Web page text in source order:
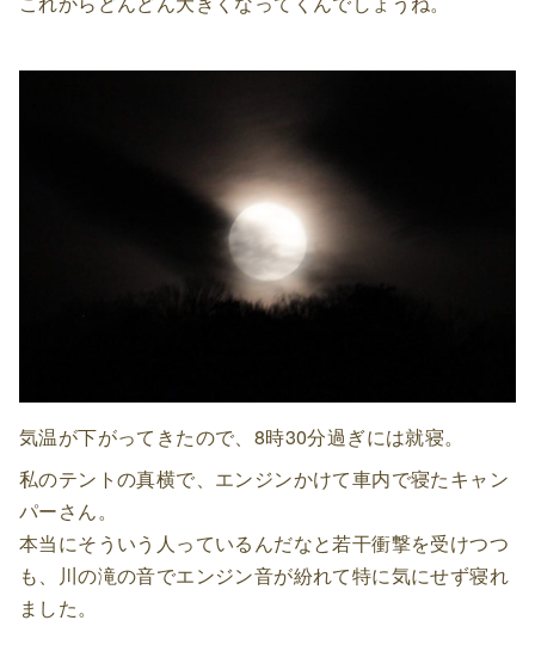
気温が下がってきたので、8時30分過ぎには就寝。
私のテントの真横で、エンジンかけて車内で寝たキャン
パーさん。
本当にそういう人っているんだなと若干衝撃を受けつつ
も、川の滝の音でエンジン音が紛れて特に気にせず寝れ
ました。